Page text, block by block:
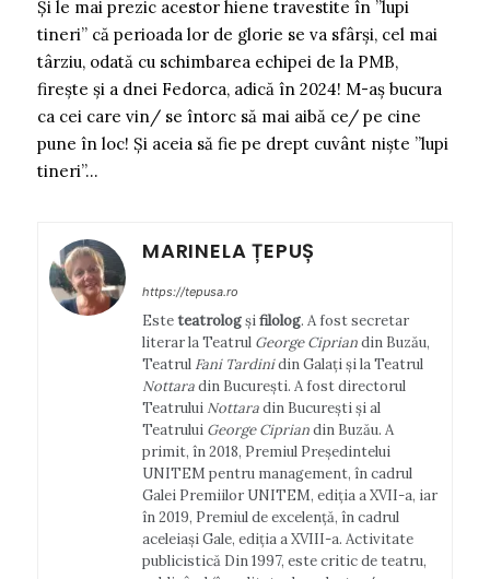
Și le mai prezic acestor hiene travestite în ”lupi
tineri” că perioada lor de glorie se va sfârși, cel mai
târziu, odată cu schimbarea echipei de la PMB,
firește și a dnei Fedorca, adică în 2024! M-aș bucura
ca cei care vin/ se întorc să mai aibă ce/ pe cine
pune în loc! Și aceia să fie pe drept cuvânt niște ”lupi
tineri”…
MARINELA ȚEPUȘ
https://tepusa.ro
Esteteatrologșifilolog. A fost secretar
literar la Teatrul George Cipriandin Buzău,
Teatrul Fani Tardinidin Galați și la Teatrul
Nottaradin București. A fost directorul
Teatrului Nottaradin București și al
Teatrului George Cipriandin Buzău. A
primit, în 2018, Premiul Președintelui
UNITEM pentru management, în cadrul
Galei Premiilor UNITEM, ediția a XVII-a, iar
în 2019, Premiul de excelență, în cadrul
aceleiași Gale, ediția a XVIII-a. Activitate
publicistică Din 1997, este critic de teatru,